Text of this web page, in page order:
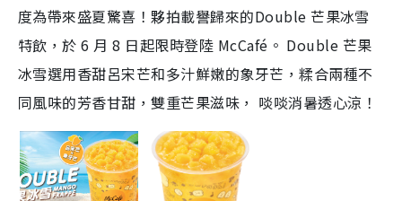
度為帶來盛夏驚喜！夥拍載譽歸來的Double 芒果冰雪
特飲，於 6 月 8 日起限時登陸 McCafé。 Double 芒果
冰雪選用香甜呂宋芒和多汁鮮嫩的象牙芒，糅合兩種不
同風味的芳香甘甜，雙重芒果滋味， 啖啖消暑透心涼！